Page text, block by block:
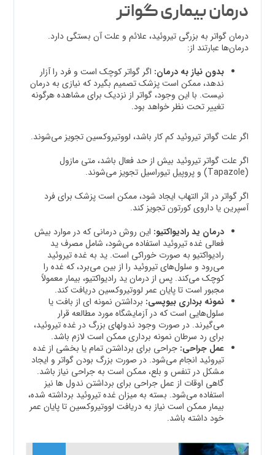
درمان بیماری گواتر
درمان گواتر به بزرگی تیروئید، علائم و علت آن بستگی دارد.
درمان‌ها عبارتند از:
بدون نیاز به درمان: اگر گواتر کوچک است و فرد را آزار
ندهد، ممکن است پزشک تصمیم بگیرد که نیازی به درمان
نیست. با این وجود، گواتر از نزدیک برای مشاهده هرگونه
تغییر تحت نظر خواهد بود.
اگر علت گواتر تیروئید کم کار باشد، لووتیروکسین تجویز می‌شوند.
اگر علت گواتر تیروئید بیش از حد فعال باشد، متی مازول
(Tapazole) و پروپیل تیوراسیل تجویز می‌شوند.
اگر گواتر در اثر التهاب ایجاد شود، ممکن است پزشک برای فرد
آسپرین یا داروی کورتون تجویز کند.
درمان ید رادیواکتیو: این روش درمانی که در موارد بیش
فعالی غده تیروئید استفاده می‌شود، شامل مصرف ید
رادیواکتیو به صورت خوراکی است. ید به غده تیروئید
می‌رود و سلول‌های تیروئید را از بین می‌برد، که غده را
کوچک می‌کند. پس از درمان ید رادیواکتیو، بیمار معمولاً
مجبور است تا پایان عمر لووتیروکسین دریافت کند.
نمونه برداری بیوپسی: برداشتن نمونه ای از بافت یا
سلول‌هایی است که در آزمایشگاه مورد مطالعه قرار
می‌گیرند. در صورت وجود ندولهای بزرگ در غده تیروئید،
برای رد سرطان نمونه برداری ممکن است لازم باشد.
عمل جراحی:جراحی برای برداشتن تمام یا بخشی از غده
تیروئید انجام می‌شود. در صورت بزرگ بودن گواتر و ایجاد
مشکل در تنفس و بلع، ممکن است به جراحی نیاز باشد.
گاهی اوقات از عمل جراحی برای برداشتن ندول ها نیز
استفاده می‌شود. بسته به میزان غده تیروئید برداشته شده،
بیمار ممکن است نیاز به دریافت لووتیروکسین تا پایان عمر
خود داشته باشد.